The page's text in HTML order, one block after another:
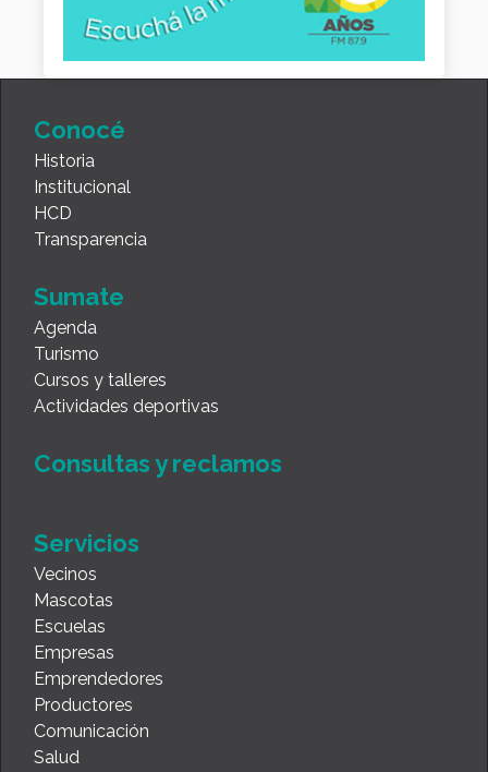
Conocé
Historia
Institucional
HCD
Transparencia
Sumate
Agenda
Turismo
Cursos y talleres
Actividades deportivas
Consultas y reclamos
Servicios
Vecinos
Mascotas
Escuelas
Empresas
Emprendedores
Productores
Comunicación
Salud